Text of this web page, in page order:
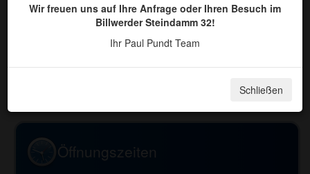
Ich habe die Datenschutzerklärung gelesen und
stimme zu, dass meine Daten zur Kontaktaufnahme und
Öffnungszeiten
Wir freuen uns auf Ihre Anfrage oder Ihren Besuch im
Billwerder Steindamm 32!
Ihr Paul Pundt Team
Schließen